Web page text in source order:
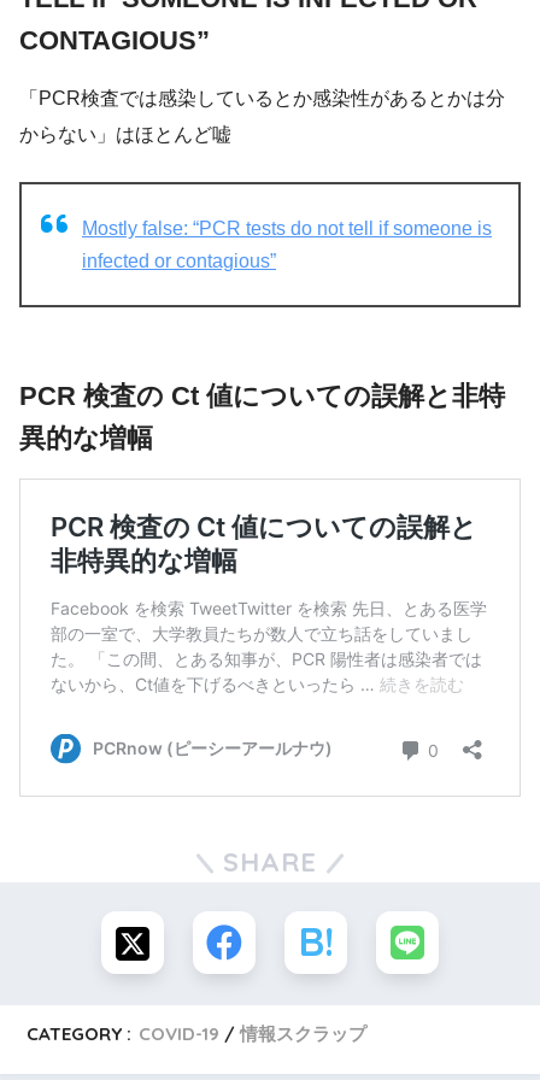
CONTAGIOUS”
「PCR検査では感染しているとか感染性があるとかは分
からない」はほとんど嘘
Mostly false: “PCR tests do not tell if someone is
infected or contagious”
PCR 検査の Ct 値についての誤解と非特
異的な増幅
SHARE
CATEGORY : COVID-19 情報スクラップ